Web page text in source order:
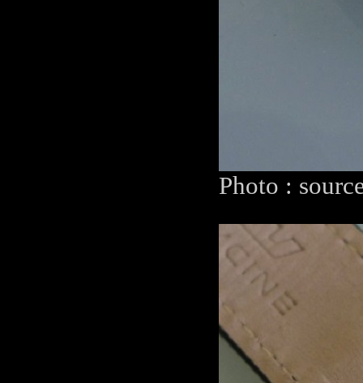
Photo :